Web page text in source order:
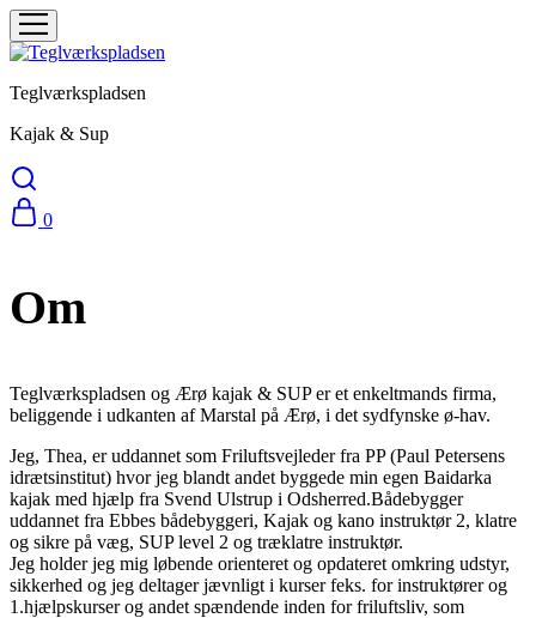
Teglværkspladsen
Kajak & Sup
0
Om
Teglværkspladsen og Ærø kajak & SUP er et enkeltmands firma,
beliggende i udkanten af Marstal på Ærø, i det sydfynske ø-hav.
Jeg, Thea, er uddannet som Friluftsvejleder fra PP (Paul Petersens
idrætsinstitut) hvor jeg blandt andet byggede min egen Baidarka
kajak med hjælp fra Svend Ulstrup i Odsherred.Bådebygger
uddannet fra Ebbes bådebyggeri, Kajak og kano instruktør 2, klatre
og sikre på væg, SUP level 2 og træklatre instruktør.
Jeg holder jeg mig løbende orienteret og opdateret omkring udstyr,
sikkerhed og jeg deltager jævnligt i kurser feks. for instruktører og
1.hjælpskurser og andet spændende inden for friluftsliv, som